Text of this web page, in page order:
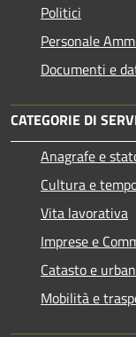
Politici
Personale
Documenti e
CATEGORIE DI
Anagrafe e
Cultura e
Vita lavorativa
Imprese e
Catasto e
Mobilità e